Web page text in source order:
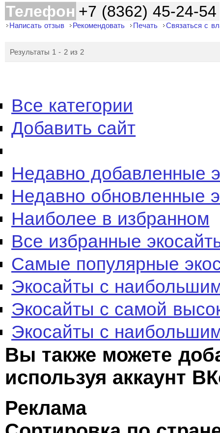
Телефон +7 (8362) 45-24-54
Написать отзыв Рекомендовать Печать Связаться с
Результаты 1 - 2 из 2
Все категории
Добавить сайт
Недавно добавленные
Недавно обновленные
Наиболее в избранном
Все избранные
Самые популярные
Экосайты с
Экосайты с самой
Экосайты с
Вы также можете
используя аккаунт
Реклама